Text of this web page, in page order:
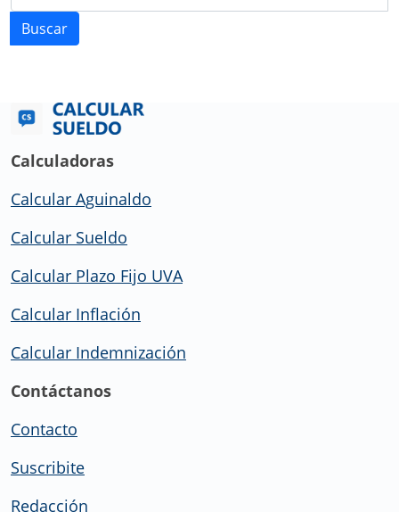
Buscar
Calculadoras
Calcular Aguinaldo
Calcular Sueldo
Calcular Plazo Fijo UVA
Calcular Inflación
Calcular Indemnización
Contáctanos
Contacto
Suscribite
Redacción